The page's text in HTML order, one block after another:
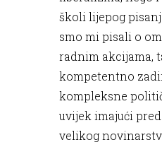
školi lijepog
smo mi pisali o
radnim akcijama,
kompetentno
kompleksne
uvijek imajući
velikog